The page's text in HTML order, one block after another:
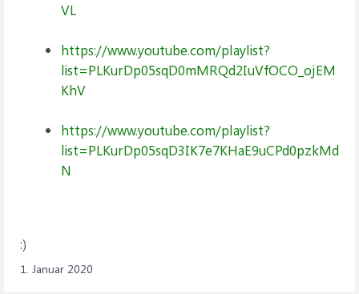
VL
https://www.youtube.com/playlist?
list=PLKurDp05sqD0mMRQd2IuVfOCO_ojEM
KhV
https://www.youtube.com/playlist?
list=PLKurDp05sqD3IK7e7KHaE9uCPd0pzkMd
N
:)
1. Januar 2020